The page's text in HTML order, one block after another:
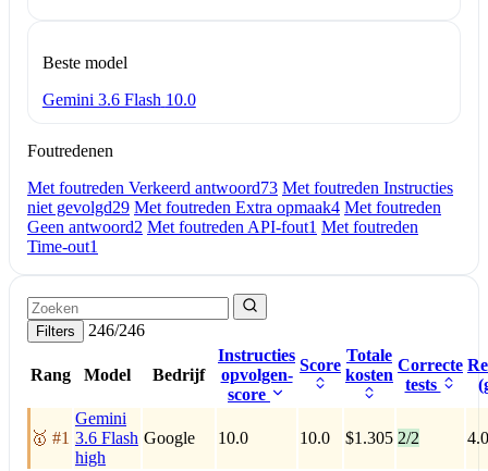
Beste model
Gemini 3.6 Flash 10.0
Foutredenen
Met foutreden Verkeerd antwoord73 Met foutreden Instructies
niet gevolgd29 Met foutreden Extra opmaak4 Met foutreden
Geen antwoord2 Met foutreden API-fout1 Met foutreden
Time-out1
Filters 246/246
Rang Model Bedrijf
Instructies
opvolgen-
score
Score
Totale
kosten
Correcte
tests
🥇 #1
Gemini
3.6 Flash
high
Google 10.0 10.0 $1.305 2/2